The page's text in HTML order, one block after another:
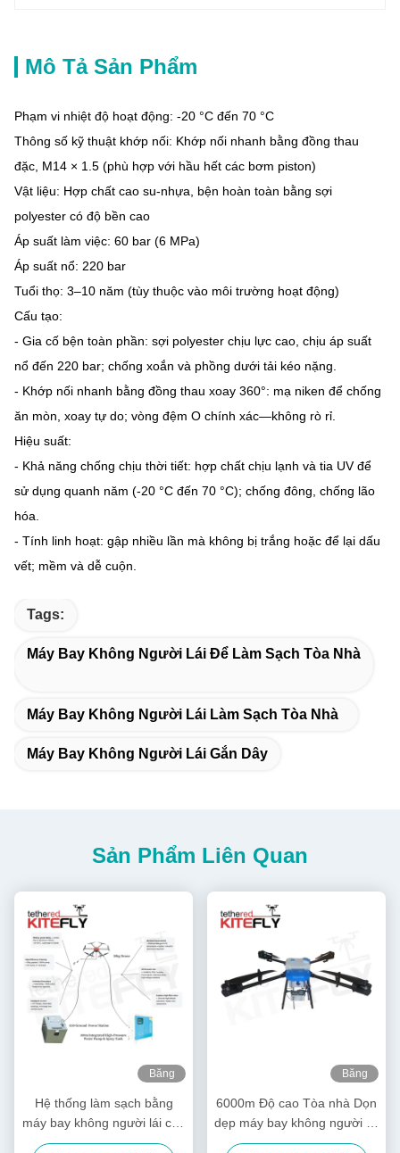
Mô Tả Sản Phẩm
Phạm vi nhiệt độ hoạt động: -20 °C đến 70 °C
Thông số kỹ thuật khớp nối: Khớp nối nhanh bằng đồng thau
đặc, M14 × 1.5 (phù hợp với hầu hết các bơm piston)
Vật liệu: Hợp chất cao su-nhựa, bện hoàn toàn bằng sợi
polyester có độ bền cao
Áp suất làm việc: 60 bar (6 MPa)
Áp suất nổ: 220 bar
Tuổi thọ: 3–10 năm (tùy thuộc vào môi trường hoạt động)
Cấu tạo:
- Gia cố bện toàn phần: sợi polyester chịu lực cao, chịu áp suất
nổ đến 220 bar; chống xoắn và phồng dưới tải kéo nặng.
- Khớp nối nhanh bằng đồng thau xoay 360°: mạ niken để chống
ăn mòn, xoay tự do; vòng đệm O chính xác—không rò rỉ.
Hiệu suất:
- Khả năng chống chịu thời tiết: hợp chất chịu lạnh và tia UV để
sử dụng quanh năm (-20 °C đến 70 °C); chống đông, chống lão
hóa.
- Tính linh hoạt: gập nhiều lần mà không bị trắng hoặc để lại dấu
vết; mềm và dễ cuộn.
Tags:
Máy Bay Không Người Lái Để Làm Sạch Tòa Nhà
Máy Bay Không Người Lái Làm Sạch Tòa Nhà
Máy Bay Không Người Lái Gắn Dây
Sản Phẩm Liên Quan
Băng
Hệ thống làm sạch bằng
máy bay không người lái cho
các tòa nhà cao tầng
Băng
6000m Độ cao Tòa nhà Dọn
dẹp máy bay không người lái
Khả năng giặt máy bay